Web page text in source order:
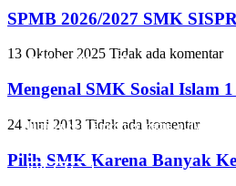
Slide Heading
luctus nec ullamcorper mattis, pulvinar
Click Here
Slide Heading
luctus nec ullamcorper mattis, pulvinar
Click Here
Slide Heading
luctus nec ullamcorper mattis, pulvinar
Click Here
SPMB 2026/2027 SMK
13 Oktober 2025 Tidak ada komentar
Mengenal SMK Sosial Islam
24 Juni 2013 Tidak ada komentar
Pilih SMK Karena Banyak